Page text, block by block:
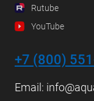
Rutube
YouTube
+7 (800)
Email: